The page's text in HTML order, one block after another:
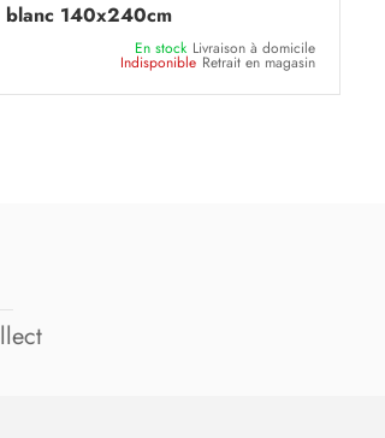
blanc 140x240cm
En stock Livraison à domicile
Indisponible Retrait en magasin